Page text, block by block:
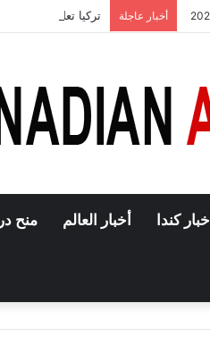
أخبار عاجلة تركيا تعلن إنهاء
أخبار كندا أخبار العالم منح